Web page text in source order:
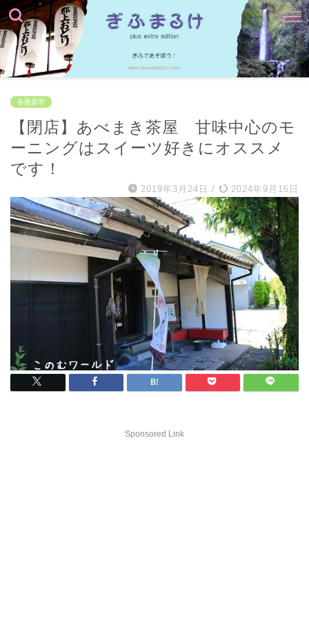
各務原市
【閉店】あべまき茶屋 甘味中心のモ
ーニングはスイーツ好きにオススメ
です！
2019年3月24日 / 2024年9月16日
Sponsored Link